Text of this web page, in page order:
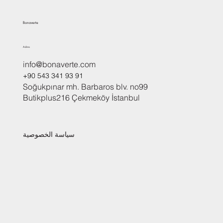
Bonaverte
Adres
info@bonaverte.com
+90 543 341 93 91
Soğukpınar mh. Barbaros blv. no99
Butikplus216 Çekmeköy İstanbul
سياسة الخصوصية